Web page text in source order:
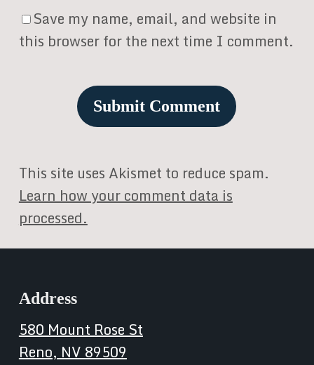
Save my name, email, and website in
this browser for the next time I comment.
This site uses Akismet to reduce spam.
Learn how your comment data is
processed.
Address
580 Mount Rose St
Reno, NV 89509